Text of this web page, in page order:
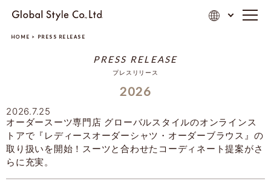
HOME > PRESS RELEASE
PRESS RELEASE
プレスリリース
2026
2026.7.25
オーダースーツ専門店 グローバルスタイルのオンラインス
トアで『レディースオーダーシャツ・オーダーブラウス』の
取り扱いを開始！スーツと合わせたコーディネート提案がさ
らに充実。